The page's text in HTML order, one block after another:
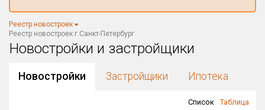
г.Санкт-Петербург
Район в регионе
Реестр новостроек
Реестр новостроек г.Санкт-Петербург
Новостройки и застройщики
Новостройки Застройщики Ипотека
Список Таблица